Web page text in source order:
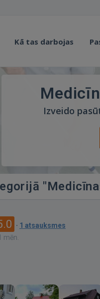
Kā tas darbojas
Izveido
· 1 atsauksmes
mēn.